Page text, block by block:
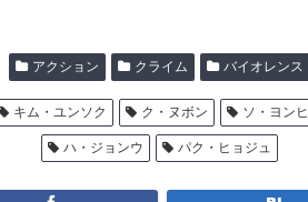
アクション クライム バイオレンス
キム・ユンソク ク・ヌボン ソ・ヨンヒ
ハ・ジョンウ パク・ヒョジュ